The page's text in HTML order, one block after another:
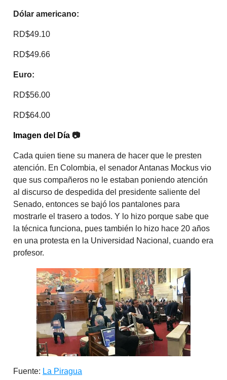
Dólar americano:
RD$49.10
RD$49.66
Euro:
RD$56.00
RD$64.00
Imagen del Día 📷
Cada quien tiene su manera de hacer que le presten
atención. En Colombia, el senador Antanas Mockus vio
que sus compañeros no le estaban poniendo atención
al discurso de despedida del presidente saliente del
Senado, entonces se bajó los pantalones para
mostrarle el trasero a todos. Y lo hizo porque sabe que
la técnica funciona, pues también lo hizo hace 20 años
en una protesta en la Universidad Nacional, cuando era
profesor.
Fuente: La Piragua